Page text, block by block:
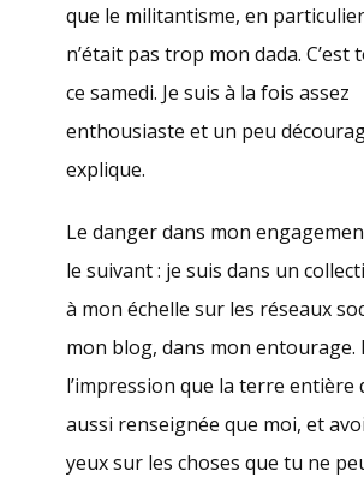
que le militantisme, en
n’était pas trop mon dada.
ce samedi. Je suis à la fois assez
enthousiaste et un peu
explique.
Le danger dans mon
le suivant : je suis dans un
à mon échelle sur les réseaux
mon blog, dans mon entourage.
l’impression que la terre entière
aussi renseignée que moi, et
yeux sur les choses que tu ne